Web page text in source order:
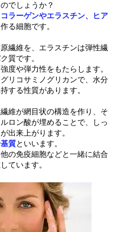
でしょうか？
コラーゲンやエラスチン、ヒア
る細胞です。
繊維を、エラスチンは弾性繊
質です。
度や弾力性をもたらします。
リコサミノグリカンで、水分
する性質があります。
維が網目状の構造を作り、そ
ロン酸が埋めることで、しっ
出来上がります。
質といいます。
の免疫細胞などと一緒に結合
ています。